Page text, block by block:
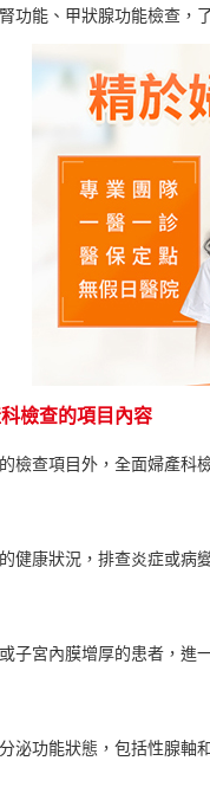
能、甲狀腺功能檢查，
檢查的項目內容
查項目外，全面婦產科檢
康狀況，排查炎症或病
宮內膜增厚的患者，進
功能狀態，包括性腺軸